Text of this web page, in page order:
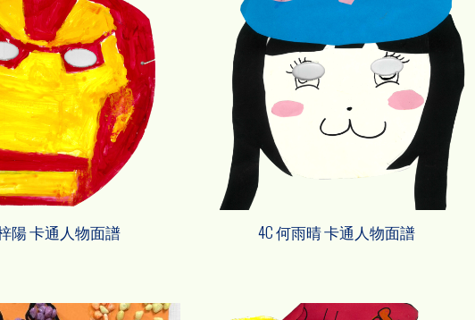
陽 卡通人物面譜 4C 何雨晴 卡通人物面譜